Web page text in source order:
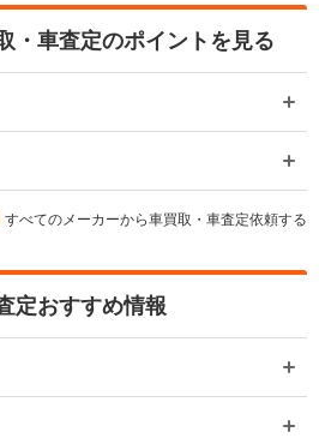
・車査定のポイントを見る
すべてのメーカーから車買取・車査定依頼する
定おすすめ情報